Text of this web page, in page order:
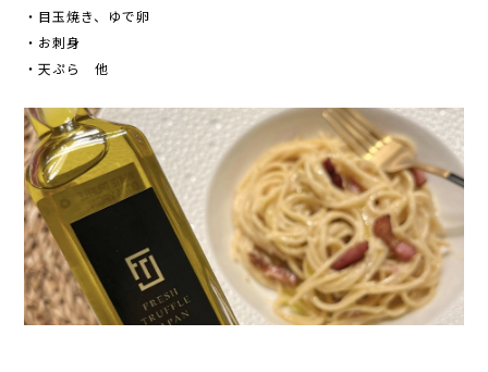
・目玉焼き、ゆで卵
・お刺身
・天ぷら 他